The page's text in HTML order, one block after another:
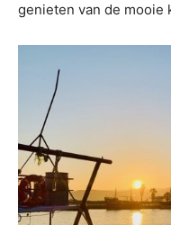
genieten van de mooie